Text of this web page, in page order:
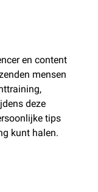
en content
mensen
deze
tips
kunt halen.